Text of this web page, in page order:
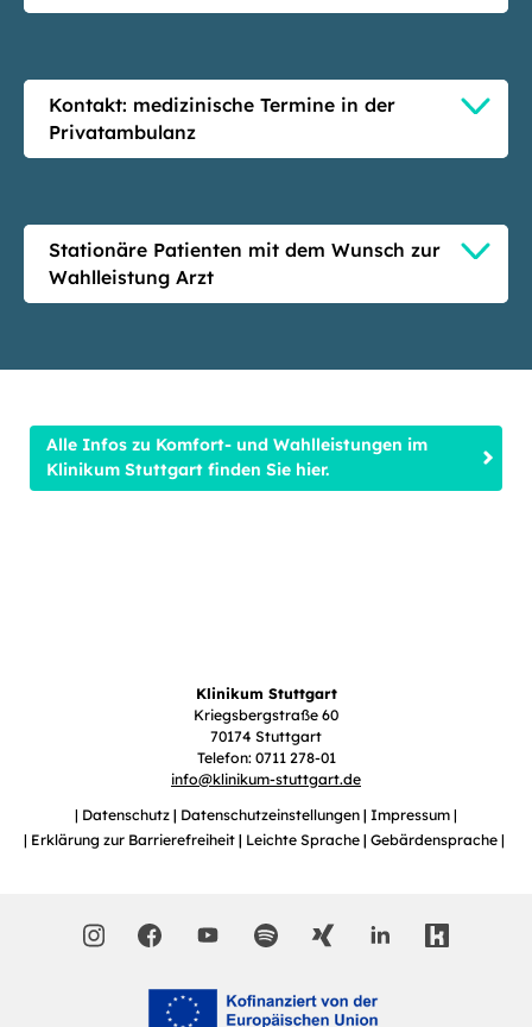
Kontakt: medizinische Termine in der
Privatambulanz
Stationäre Patienten mit dem Wunsch zur
Wahlleistung Arzt
Alle Infos zu Komfort- und Wahlleistungen im
Klinikum Stuttgart finden Sie hier.
Klinikum Stuttgart
Kriegsbergstraße 60
70174 Stuttgart
Telefon: 0711 278-01
info@klinikum-stuttgart.de
Datenschutz
Datenschutzeinstellungen
Impressum
Erklärung zur Barrierefreiheit
Leichte Sprache Gebärdensprache